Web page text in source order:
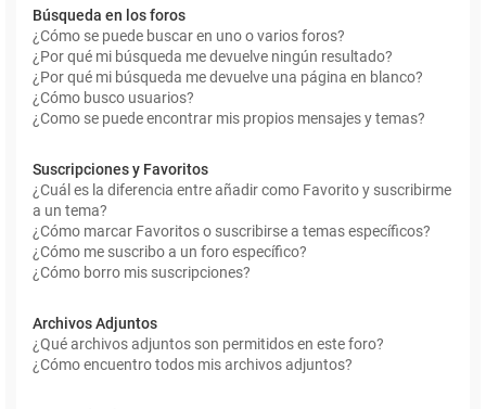
Búsqueda en los foros
¿Cómo se puede buscar en uno o varios foros?
¿Por qué mi búsqueda me devuelve ningún resultado?
¿Por qué mi búsqueda me devuelve una página en blanco?
¿Cómo busco usuarios?
¿Como se puede encontrar mis propios mensajes y temas?
Suscripciones y Favoritos
¿Cuál es la diferencia entre añadir como Favorito y suscribirme
a un tema?
¿Cómo marcar Favoritos o suscribirse a temas específicos?
¿Cómo me suscribo a un foro específico?
¿Cómo borro mis suscripciones?
Archivos Adjuntos
¿Qué archivos adjuntos son permitidos en este foro?
¿Cómo encuentro todos mis archivos adjuntos?